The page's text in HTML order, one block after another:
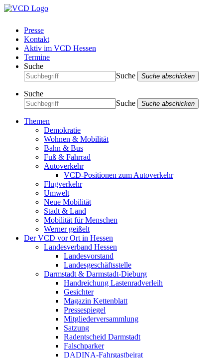
Presse
Kontakt
Aktiv im VCD Hessen
Termine
Suche
Suche
Suche abschicken
Suche
Suche
Suche abschicken
Themen
Demokratie
Wohnen & Mobilität
Bahn & Bus
Fuß & Fahrrad
Autoverkehr
VCD-Positionen zum Autoverkehr
Flugverkehr
Umwelt
Neue Mobilität
Stadt & Land
Mobilität für Menschen
Werner geißelt
Der VCD vor Ort in Hessen
Landesverband Hessen
Landesvorstand
Landesgeschäftsstelle
Darmstadt & Darmstadt-Dieburg
Handreichung Lastenradverleih
Gesichter
Magazin Kettenblatt
Pressespiegel
Mitgliederversammlung
Satzung
Radentscheid Darmstadt
Falschparker
DADINA-Fahrgastbeirat